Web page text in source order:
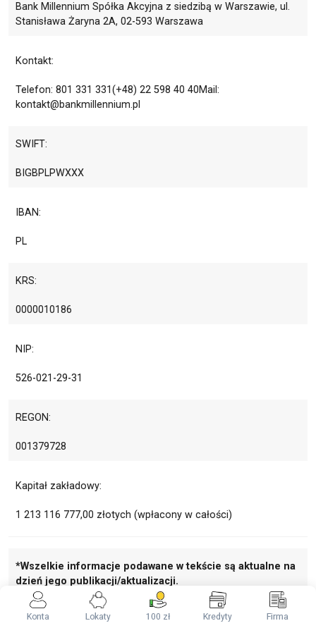
Bank Millennium Spółka Akcyjna z siedzibą w Warszawie, ul.
Stanisława Żaryna 2A, 02-593 Warszawa
Kontakt:
Telefon: 801 331 331(+48) 22 598 40 40Mail:
kontakt@bankmillennium.pl
SWIFT:
BIGBPLPWXXX
IBAN:
PL
KRS:
0000010186
NIP:
526-021-29-31
REGON:
001379728
Kapitał zakładowy:
1 213 116 777,00 złotych (wpłacony w całości)
*Wszelkie informacje podawane w tekście są aktualne na
dzień jego publikacji/aktualizacji.
Nie przegap
Konta Lokaty 100 zł Kredyty Firma